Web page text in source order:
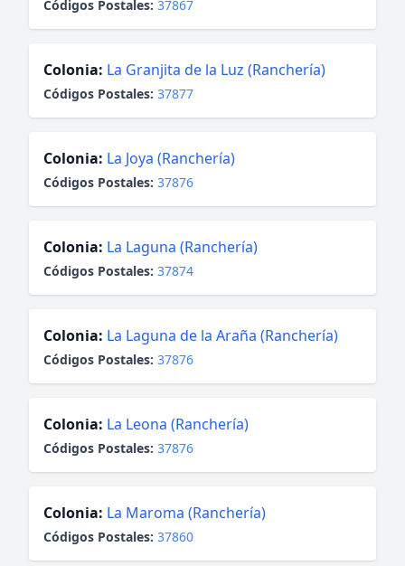
Códigos Postales: 37867
Colonia: La Granjita de la Luz (Ranchería)
Códigos Postales: 37877
Colonia: La Joya (Ranchería)
Códigos Postales: 37876
Colonia: La Laguna (Ranchería)
Códigos Postales: 37874
Colonia: La Laguna de la Araña (Ranchería)
Códigos Postales: 37876
Colonia: La Leona (Ranchería)
Códigos Postales: 37876
Colonia: La Maroma (Ranchería)
Códigos Postales: 37860